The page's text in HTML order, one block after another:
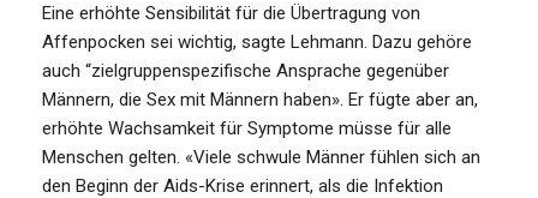
Eine erhöhte Sensibilität für die Übertragung von
Affenpocken sei wichtig, sagte Lehmann. Dazu gehöre
auch “zielgruppenspezifische Ansprache gegenüber
Männern, die Sex mit Männern haben». Er fügte aber an,
erhöhte Wachsamkeit für Symptome müsse für alle
Menschen gelten. «Viele schwule Männer fühlen sich an
den Beginn der Aids-Krise erinnert, als die Infektion